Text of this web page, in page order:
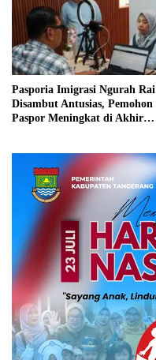
Pasporia Imigrasi Ngurah Rai
Disambut Antusias, Pemohon
Paspor Meningkat di Akhir